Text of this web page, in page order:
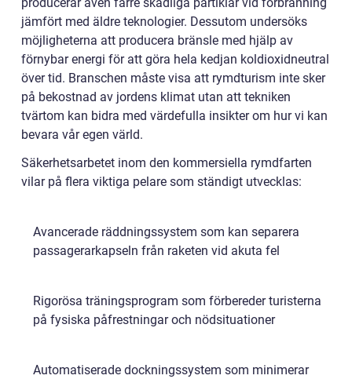
producerar även färre skadliga partiklar vid förbränning
jämfört med äldre teknologier. Dessutom undersöks
möjligheterna att producera bränsle med hjälp av
förnybar energi för att göra hela kedjan koldioxidneutral
över tid. Branschen måste visa att rymdturism inte sker
på bekostnad av jordens klimat utan att tekniken
tvärtom kan bidra med värdefulla insikter om hur vi kan
bevara vår egen värld.
Säkerhetsarbetet inom den kommersiella rymdfarten
vilar på flera viktiga pelare som ständigt utvecklas:
Avancerade räddningssystem som kan separera
passagerarkapseln från raketen vid akuta fel
Rigorösa träningsprogram som förbereder turisterna
på fysiska påfrestningar och nödsituationer
Automatiserade dockningssystem som minimerar